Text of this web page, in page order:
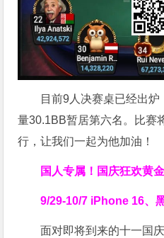
目前9人决赛桌已经出
量30.1BB暂居第六名。比赛
行，让我们一起为他加油！
国人专属！ 国庆狂欢黄
9/29-10/7 iPhone 16、
面对即将到来的十一国